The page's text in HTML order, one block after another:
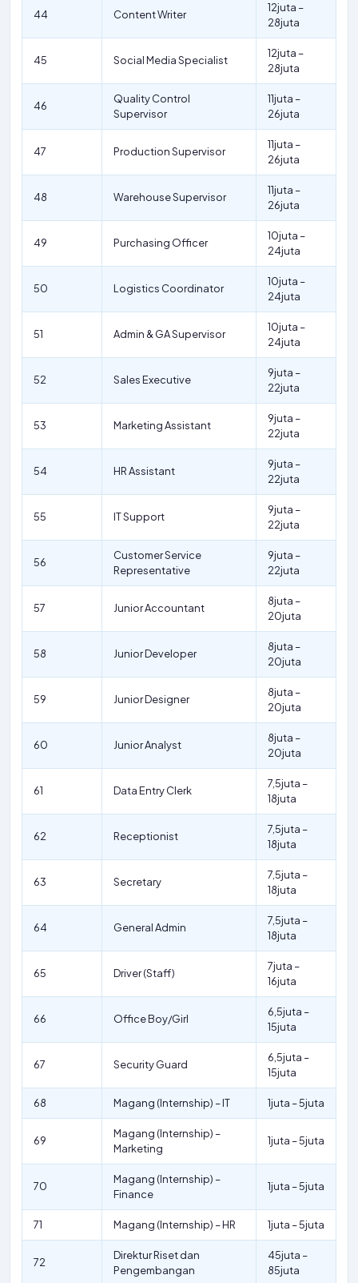
44 Content Writer
12juta –
28juta
45 Social Media Specialist
12juta –
28juta
46
Quality Control
Supervisor
11juta –
26juta
47 Production Supervisor
11juta –
26juta
48 Warehouse Supervisor
11juta –
26juta
49 Purchasing Officer
10juta –
24juta
50 Logistics Coordinator
10juta –
24juta
51 Admin & GA Supervisor
10juta –
24juta
52 Sales Executive
9juta –
22juta
53 Marketing Assistant
9juta –
22juta
54 HR Assistant
9juta –
22juta
55 IT Support
9juta –
22juta
56
Customer Service
Representative
9juta –
22juta
57 Junior Accountant
8juta –
20juta
58 Junior Developer
8juta –
20juta
59 Junior Designer
8juta –
20juta
60 Junior Analyst
8juta –
20juta
61 Data Entry Clerk
7,5juta –
18juta
62 Receptionist
7,5juta –
18juta
63 Secretary
7,5juta –
18juta
64 General Admin
7,5juta –
18juta
65 Driver (Staff)
7juta –
16juta
66 Office Boy/Girl
6,5juta –
15juta
67 Security Guard
6,5juta –
15juta
68 Magang (Internship) – IT 1juta – 5juta
69
Magang (Internship) –
Marketing
1juta – 5juta
70
Magang (Internship) –
Finance
1juta – 5juta
71 Magang (Internship) – HR 1juta – 5juta
72
Direktur Riset dan
Pengembangan
45juta –
85juta